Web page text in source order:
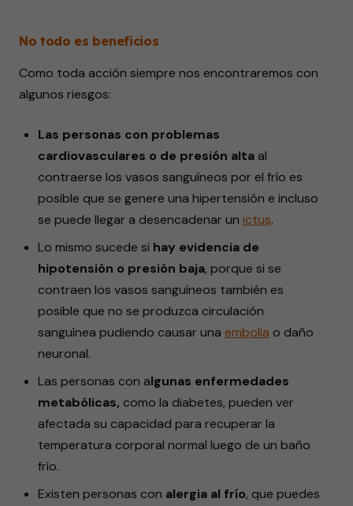
No todo es beneficios
Como toda acción siempre nos encontraremos con
algunos riesgos:
Las personas con problemas
cardiovasculares o de presión altaal
contraerse los vasos sanguíneos por el frío es
posible que se genere una hipertensión e incluso
se puede llegar a desencadenar un ictus.
Lo mismo sucede si hay evidencia de
hipotensión o presión baja, porque si se
contraen los vasos sanguíneos también es
posible que no se produzca circulación
sanguínea pudiendo causar una embolia o daño
neuronal.
Las personas con algunas enfermedades
metabólicas, como la diabetes, pueden ver
afectada su capacidad para recuperar la
temperatura corporal normal luego de un baño
frío.
Existen personas con alergia al frío, que puedes